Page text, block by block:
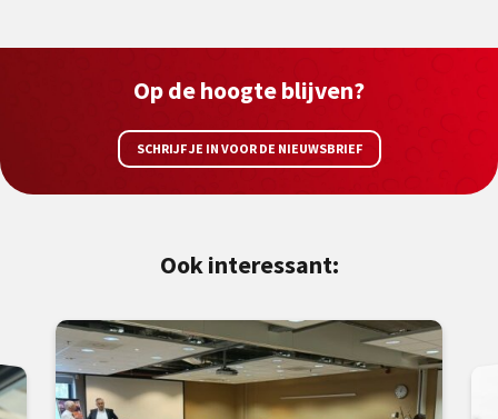
Op de hoogte blijven?
SCHRIJF JE IN VOOR DE NIEUWSBRIEF
Ook interessant: